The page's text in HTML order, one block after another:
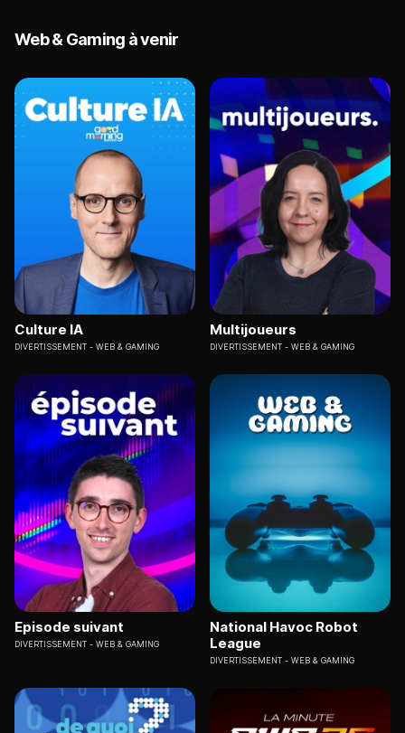
Web & Gaming à venir
Culture IA
DIVERTISSEMENT WEB & GAMING
Multijoueurs
DIVERTISSEMENT WEB & GAMING
Episode suivant
DIVERTISSEMENT WEB & GAMING
National Havoc Robot
League
DIVERTISSEMENT WEB & GAMING